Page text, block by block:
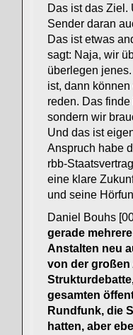
Das ist das Ziel.
Sender daran
Das ist etwas
sagt: Naja, wir
überlegen
ist, dann
reden. Das
sondern wir
Und das ist
Anspruch habe
rbb-
eine klare
und seine
Daniel Bouhs
gerade
Anstalten neu
von der großen
gesamten
Rundfunk, die
hatten, aber